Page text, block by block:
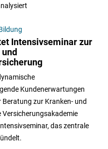
Intensivseminar zur
Kundenerwartungen
zur Kranken- und
Versicherungsakademie
das zentrale